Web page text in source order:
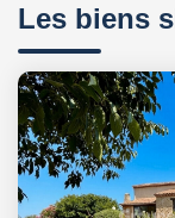
Les biens